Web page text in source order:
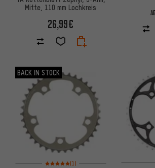
Mitte, 110 mm Lochkreis
26,99€
AB
BACK IN STOCK
Bewertungen: 5 von 5 basierend auf 1
(1)